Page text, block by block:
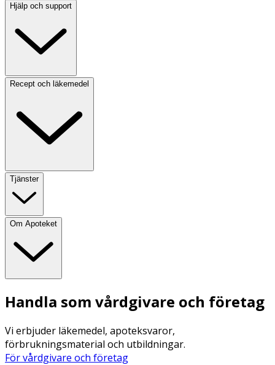
Hjälp och support
Recept och läkemedel
Tjänster
Om Apoteket
Handla som vårdgivare och företag
Vi erbjuder läkemedel, apoteksvaror,
förbrukningsmaterial och utbildningar.
För vårdgivare och företag